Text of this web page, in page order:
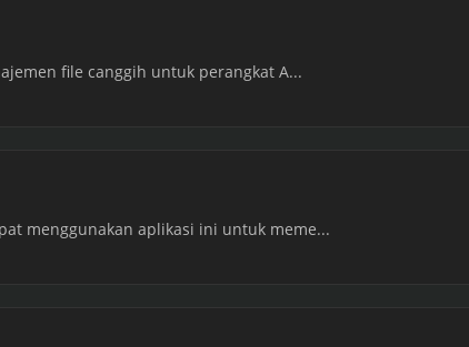
file canggih untuk perangkat A...
menggunakan aplikasi ini untuk meme...